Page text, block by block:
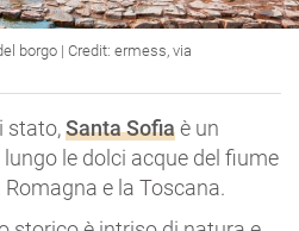
borgo | Credit: ermess, via
stato,Santa Sofiaè un
le dolci acque del fiume
e la Toscana.